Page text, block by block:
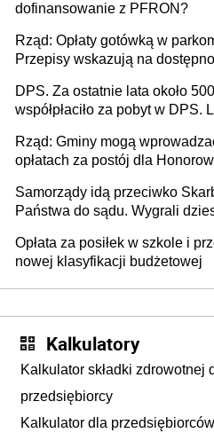
dofinansowanie z PFRON?
Rząd: Opłaty gotówką w
Przepisy wskazują na
DPS. Za ostatnie lata około
współpłaciło za pobyt w DPS.
Rząd: Gminy mogą
opłatach za postój dla
Samorządy idą przeciwko
Państwa do sądu. Wygrali
Opłata za posiłek w szkole i
nowej klasyfikacji budżetowej
Kalkulatory
Kalkulator składki zdrowotnej
przedsiębiorcy
Kalkulator dla